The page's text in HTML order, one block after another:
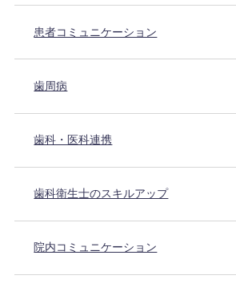
患者コミュニケーション
歯周病
歯科・医科連携
歯科衛生士のスキルアップ
院内コミュニケーション